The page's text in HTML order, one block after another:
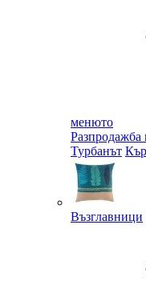
менюто
Разпродажба
Турбанът
Възглавници